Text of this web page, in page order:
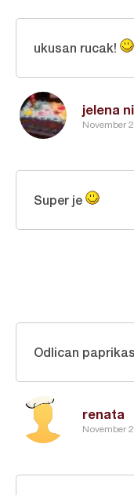
jelena
November
ukusan rucak!
Super je
renata
November
Odlican paprikas